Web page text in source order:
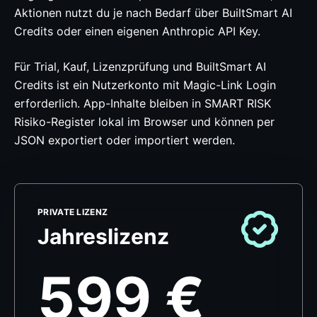
Aktionen nutzt du je nach Bedarf über BuiltSmart AI
Credits oder einen eigenen Anthropic API Key.
Für Trial, Kauf, Lizenzprüfung und BuiltSmart AI
Credits ist ein Nutzerkonto mit Magic-Link Login
erforderlich. App-Inhalte bleiben in SMART RISK
Risiko-Register lokal im Browser und können per
JSON exportiert oder importiert werden.
PRIVATE LIZENZ
Jahreslizenz
599 €